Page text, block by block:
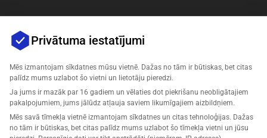
Uzņēmums
Atbalsts
Privātuma iestatījumi
Mēs izmantojam sīkdatnes mūsu vietnē. Dažas no tām ir būtiskas, bet citas
palīdz mums uzlabot šo vietni un lietotāju pieredzi.
Ja jums ir mazāk par 16 gadiem un vēlaties dot piekrišanu neobligātajiem
pakalpojumiem, jums jālūdz atļauja saviem likumīgajiem aizbildņiem.
Mēs savā tīmekļa vietnē izmantojam sīkdatnes un citas tehnoloģijas. Dažas
no tām ir būtiskas, bet citas palīdz mums uzlabot šo tīmekļa vietni un jūsu